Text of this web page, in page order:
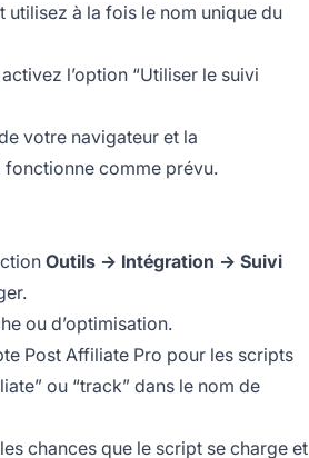
utilisez à la fois le nom unique du
l’option “Utiliser le suivi
votre navigateur et la
comme prévu.
Outils → Intégration → Suivi
ou d’optimisation.
Post Affiliate Pro pour les scripts
ou “track” dans le nom de
chances que le script se charge et